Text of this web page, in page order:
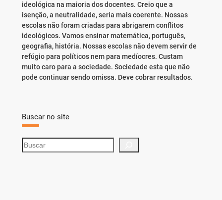
ideológica na maioria dos docentes. Creio que a
isenção, a neutralidade, seria mais coerente. Nossas
escolas não foram criadas para abrigarem conflitos
ideológicos. Vamos ensinar matemática, português,
geografia, história. Nossas escolas não devem servir de
refúgio para políticos nem para medíocres. Custam
muito caro para a sociedade. Sociedade esta que não
pode continuar sendo omissa. Deve cobrar resultados.
Buscar no site
S
e